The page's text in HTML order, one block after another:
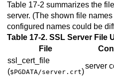
Table 17-2 summarizes the
server. (The shown file
configured names could be
Table 17-2. SSL Server File
File
ssl_cert_file
($PGDATA/server.crt)
server